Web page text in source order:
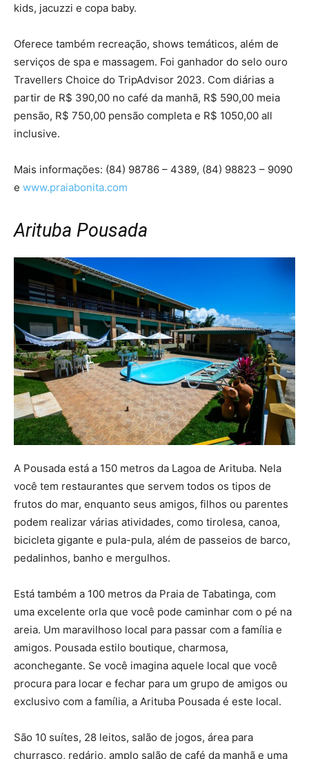
kids, jacuzzi e copa baby.
Oferece também recreação, shows temáticos, além de
serviços de spa e massagem. Foi ganhador do selo ouro
Travellers Choice do TripAdvisor 2023. Com diárias a
partir de R$ 390,00 no café da manhã, R$ 590,00 meia
pensão, R$ 750,00 pensão completa e R$ 1050,00 all
inclusive.
Mais informações: (84) 98786 – 4389, (84) 98823 – 9090
e www.praiabonita.com
Arituba Pousada
A Pousada está a 150 metros da Lagoa de Arituba. Nela
você tem restaurantes que servem todos os tipos de
frutos do mar, enquanto seus amigos, filhos ou parentes
podem realizar várias atividades, como tirolesa, canoa,
bicicleta gigante e pula-pula, além de passeios de barco,
pedalinhos, banho e mergulhos.
Está também a 100 metros da Praia de Tabatinga, com
uma excelente orla que você pode caminhar com o pé na
areia. Um maravilhoso local para passar com a família e
amigos. Pousada estilo boutique, charmosa,
aconchegante. Se você imagina aquele local que você
procura para locar e fechar para um grupo de amigos ou
exclusivo com a família, a Arituba Pousada é este local.
São 10 suítes, 28 leitos, salão de jogos, área para
churrasco, redário, amplo salão de café da manhã e uma